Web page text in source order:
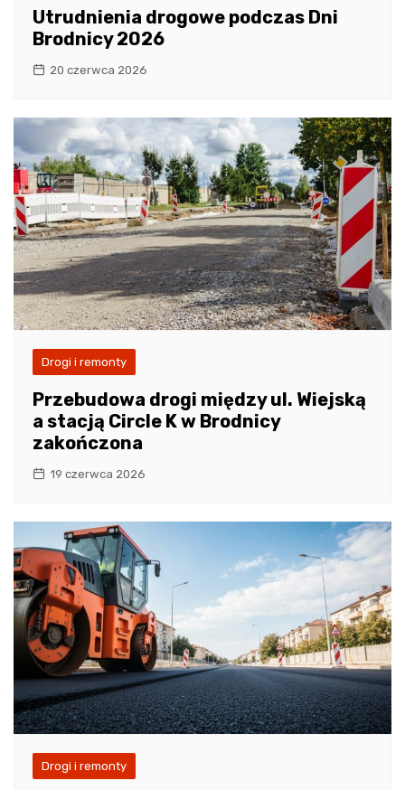
Utrudnienia drogowe podczas Dni
Brodnicy 2026
20 czerwca 2026
Drogi i remonty
Przebudowa drogi między ul. Wiejską
a stacją Circle K w Brodnicy
zakończona
19 czerwca 2026
Drogi i remonty